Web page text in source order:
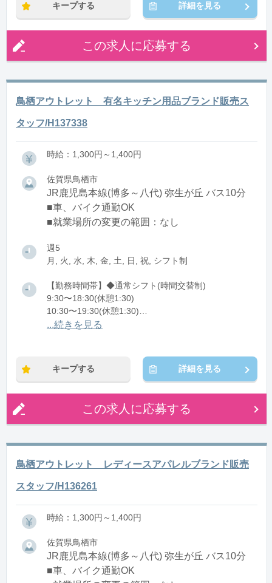
キープする 詳細を見る
この求人に応募する
鳥栖アウトレット 有名キッチン用品ブランド販売ス
タッフ/H137338
時給：1,300円～1,400円
佐賀県鳥栖市
JR鹿児島本線(博多～八代) 弥生が丘 バス10分
■車、バイク通勤OK
■就業場所の変更の範囲：なし
週5
月, 火, 水, 木, 金, 土, 日, 祝, シフト制
【勤務時間帯】◆通常シフト(時間交替制)
9:30〜18:30(休憩1:30)
10:30〜19:30(休憩1:30)
11:30〜20:30(休憩1:30)
...続きを見る
キープする 詳細を見る
この求人に応募する
鳥栖アウトレット レディースアパレルブランド販売
スタッフ/H136261
時給：1,300円～1,400円
佐賀県鳥栖市
JR鹿児島本線(博多～八代) 弥生が丘 バス10分
■車、バイク通勤OK